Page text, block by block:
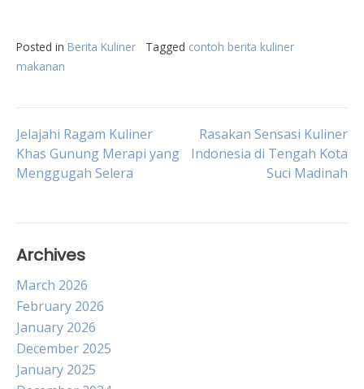
Posted in Berita Kuliner Tagged contoh berita kuliner
makanan
Post
navigation
Jelajahi Ragam Kuliner
Khas Gunung Merapi yang
Menggugah Selera
Rasakan Sensasi Kuliner
Indonesia di Tengah Kota
Suci Madinah
Archives
March 2026
February 2026
January 2026
December 2025
January 2025